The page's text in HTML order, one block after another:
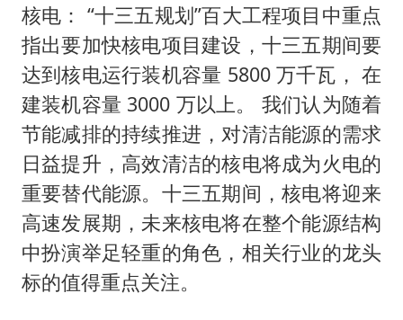
核电： “十三五规划”百大工程项目中重点
指出要加快核电项目建设，十三五期间要
达到核电运行装机容量 5800 万千瓦， 在
建装机容量 3000 万以上。 我们认为随着
节能减排的持续推进，对清洁能源的需求
日益提升，高效清洁的核电将成为火电的
重要替代能源。十三五期间，核电将迎来
高速发展期，未来核电将在整个能源结构
中扮演举足轻重的角色，相关行业的龙头
标的值得重点关注。